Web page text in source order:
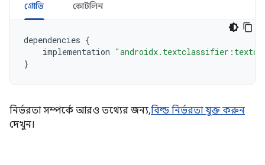
গ্রোভি কোটলিন
dependencies {
implementation
}
নির্ভরতা সম্পর্কে আরও তথ্যের জন্য,বিল্ড নির্ভরতা যুক্ত করুন
দেখুন।